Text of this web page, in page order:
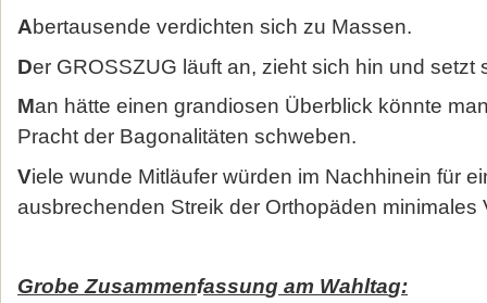
Abertausende verdichten sich zu Massen.
Der GROSSZUG läuft an, zieht sich hin und setzt
Man hätte einen grandiosen Überblick könnte
Pracht der Bagonalitäten schweben.
Viele wunde Mitläufer würden im Nachhinein für
ausbrechenden Streik der Orthopäden minimales
Grobe Zusammenfassung am Wahltag: